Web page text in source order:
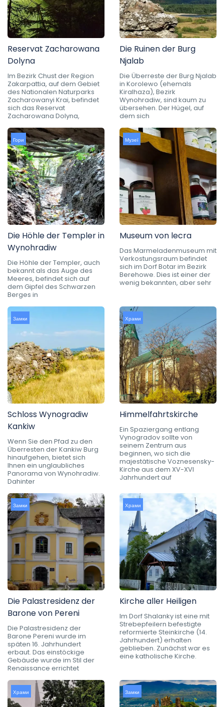
Reservat Zacharowana
Dolyna
Im Bezirk Chust der Region
Zakarpattia, auf dem Gebiet
des Nationalen Naturparks
Zacharowanyi Krai, befindet
sich das Reservat
Zacharowana Dolyna,
Die Ruinen der Burg
Njalab
Die Überreste der Burg Njalab
in Korolewo (ehemals
Kiralhaza), Bezirk
Wynohradiw, sind kaum zu
übersehen. Der Hügel, auf
dem sich
Гори
Die Höhle der Templer in
Wynohradiw
Die Höhle der Templer, auch
bekannt als das Auge des
Meeres, befindet sich auf
dem Gipfel des Schwarzen
Berges in
Музеї
Museum von lecra
Das Marmeladenmuseum mit
Verkostungsraum befindet
sich im Dorf Botar im Bezirk
Berehowe. Dies ist einer der
wenig bekannten, aber sehr
Замки
Schloss Wynogradiw
Kankiw
Wenn Sie den Pfad zu den
Überresten der Kankiw Burg
hinaufgehen, bietet sich
Ihnen ein unglaubliches
Panorama von Wynohradiw.
Dahinter
Храми
Himmelfahrtskirche
Ein Spaziergang entlang
Vynogradov sollte von
seinem Zentrum aus
beginnen, wo sich die
majestätische Voznesensky-
Kirche aus dem XV-XVI
Jahrhundert auf
Замки
Die Palastresidenz der
Barone von Pereni
Die Palastresidenz der
Barone Pereni wurde im
späten 16. Jahrhundert
erbaut. Das einstöckige
Gebäude wurde im Stil der
Renaissance errichtet
Храми
Kirche aller Heiligen
Im Dorf Shalanky ist eine mit
Strebepfeilern befestigte
reformierte Steinkirche (14.
Jahrhundert) erhalten
geblieben. Zunächst war es
eine katholische Kirche.
Храми Замки